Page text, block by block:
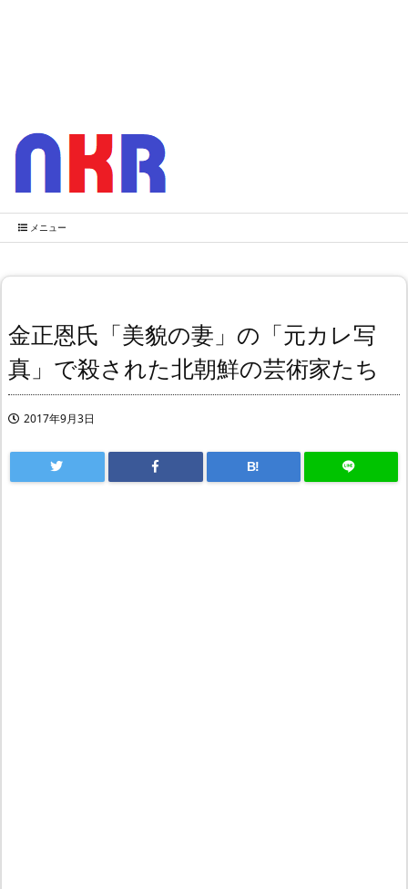
メニュー
金正恩氏「美貌の妻」の「元カレ写
真」で殺された北朝鮮の芸術家たち
2017年9月3日
B!